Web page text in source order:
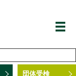
団体受検